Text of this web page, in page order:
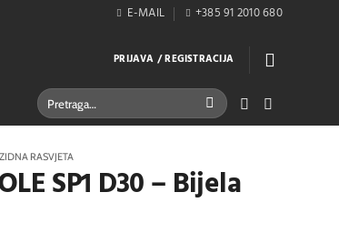
E-MAIL +385 91 2010 680
PRIJAVA / REGISTRACIJA
Pretraži:
RASVJETA
SP1 D30 – Bijela